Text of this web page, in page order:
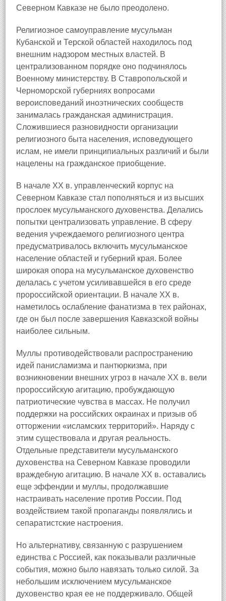
Северном Кавказе не было преодолено.
Религиозное самоуправление мусульман
Кубанской и Терской областей находилось под
внешним надзором местных властей. В
централизованном порядке оно подчинялось
Военному министерству. В Ставропольской и
Черноморской губерниях вопросами
вероисповеданий иноэтнических сообществ
занималась гражданская администрация.
Сложившиеся разновидности организации
религиозного быта населения, исповедующего
ислам, не имели принципиальных различий и были
нацелены на гражданское приобщение.
В начале XX в. управленческий корпус на
Северном Кавказе стал пополняться и из высших
прослоек мусульманского духовенства. Делались
попытки централизовать управление. В сферу
ведения учреждаемого религиозного центра
предусматривалось включить мусульманское
население областей и губерний края. Более
широкая опора на мусульманское духовенство
делалась с учетом усиливавшейся в его среде
пророссийской ориентации. В начале XX в.
наметилось ослабление фанатизма в тех районах,
где он был после завершения Кавказской войны
наиболее сильным.
Муллы противодействовали распространению
идей панисламизма и пантюркизма, при
возникновении внешних угроз в начале XX в. вели
пророссийскую агитацию, пробуждающую
патриотические чувства в массах. Не получил
поддержки на российских окраинах и призыв об
отторжении «исламских территорий». Наряду с
этим существовала и другая реальность.
Отдельные представители мусульманского
духовенства на Северном Кавказе проводили
враждебную агитацию. В начале XX в. оставались
еще эффендии и муллы, продолжавшие
настраивать население против России. Под
воздействием такой пропаганды появлялись и
сепаратистские настроения.
Но альтернативу, связанную с разрушением
единства с Россией, как показывали различные
события, можно было навязать только силой. За
небольшим исключением мусульманское
духовенство края ее не поддерживало. Общей